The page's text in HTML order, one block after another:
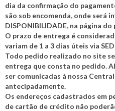
dia da confirmação do
são sob encomenda, onde será
DISPONIBILIDADE, na página
O prazo de entrega é
variam de 1 a 3 dias úteis via
Todo pedido realizado no site
entrega que consta no pedido.
ser comunicadas à nossa
antecipadamente.
Os endereços cadastrados em
de cartão de crédito não